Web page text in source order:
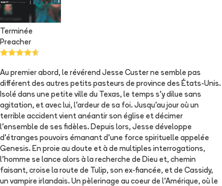
Terminée
Preacher
Au premier abord, le révérend Jesse Custer ne semble pas
différent des autres petits pasteurs de province des États-Unis.
Isolé dans une petite ville du Texas, le temps s'y dilue sans
agitation, et avec lui, l'ardeur de sa foi. Jusqu'au jour où un
terrible accident vient anéantir son église et décimer
l'ensemble de ses fidèles. Depuis lors, Jesse développe
d'étranges pouvoirs émanant d'une force spirituelle appelée
Genesis. En proie au doute et à de multiples interrogations,
l'homme se lance alors à la recherche de Dieu et, chemin
faisant, croise la route de Tulip, son ex-fiancée, et de Cassidy,
un vampire irlandais. Un pèlerinage au coeur de l'Amérique, où le